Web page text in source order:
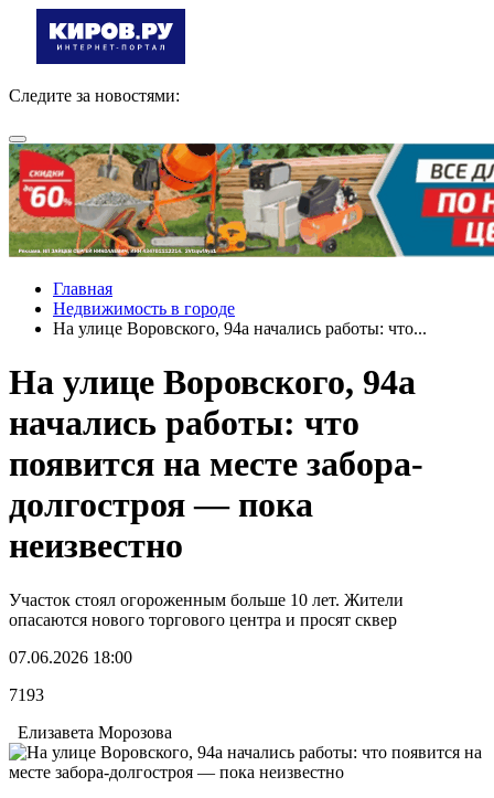
Следите за новостями:
Главная
Недвижимость в городе
На улице Воровского, 94а начались работы: что...
На улице Воровского, 94а
начались работы: что
появится на месте забора-
долгостроя — пока
неизвестно
Участок стоял огороженным больше 10 лет. Жители
опасаются нового торгового центра и просят сквер
07.06.2026 18:00
7193
Елизавета Морозова